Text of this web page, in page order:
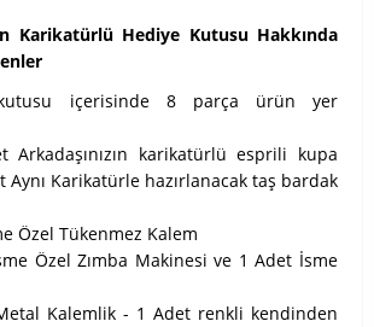
Karikatürlü Hediye Kutusu Hakkında
içerisinde 8 parça ürün yer
karikatürlü esprili kupa
Aynı Karikatürle hazırlanacak taş bardak
Özel Tükenmez Kalem
Özel Zımba Makinesi ve 1 Adet İsme
Kalemlik - 1 Adet renkli kendinden